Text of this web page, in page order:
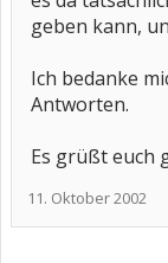
geben kann,
Ich bedanke
Antworten.
Es grüßt euch
11. Oktober 2002